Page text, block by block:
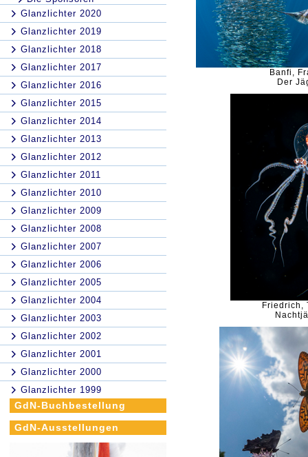
Glanzlichter 2020
Glanzlichter 2019
Glanzlichter 2018
Glanzlichter 2017
Glanzlichter 2016
Glanzlichter 2015
Glanzlichter 2014
Glanzlichter 2013
Glanzlichter 2012
Glanzlichter 2011
Glanzlichter 2010
Glanzlichter 2009
Glanzlichter 2008
Glanzlichter 2007
Glanzlichter 2006
Glanzlichter 2005
Glanzlichter 2004
Glanzlichter 2003
Glanzlichter 2002
Glanzlichter 2001
Glanzlichter 2000
Glanzlichter 1999
GdN-Buchbestellung
GdN-Ausstellungen
Banfi,
Der
Friedrich,